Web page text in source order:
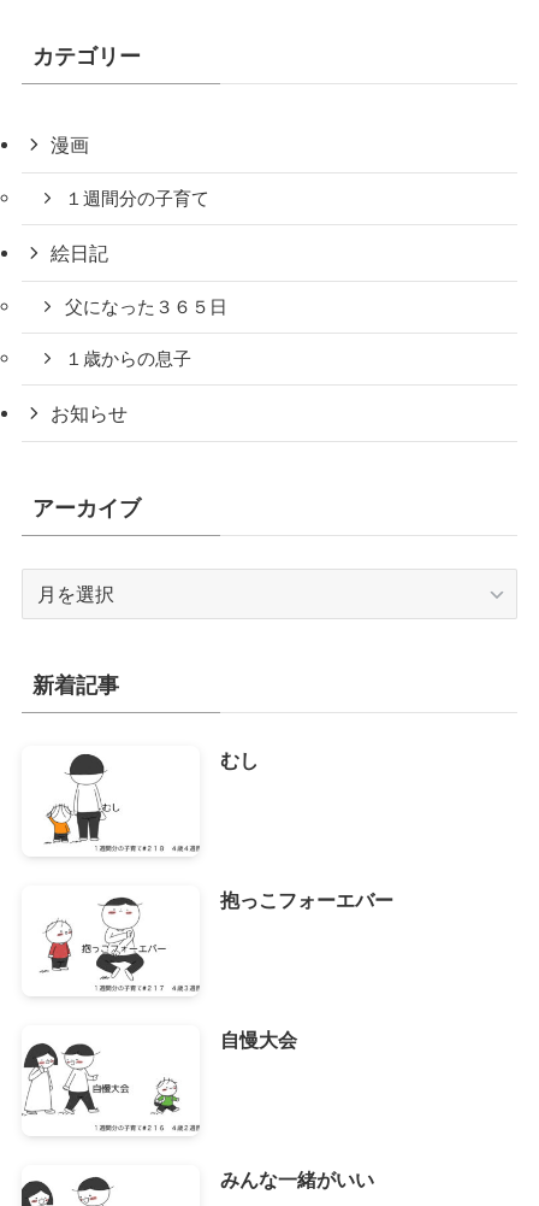
カテゴリー
漫画
１週間分の子育て
絵日記
父になった３６５日
１歳からの息子
お知らせ
アーカイブ
イ
ブ
新着記事
むし
抱っこフォーエバー
自慢大会
みんな一緒がいい